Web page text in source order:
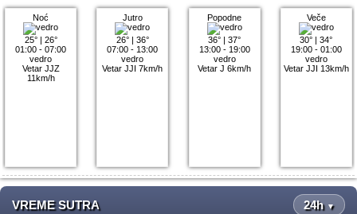
Noć
25°| 26°
01:00 - 07:00
vedro
Vetar JJZ
11km/h
Jutro
26°| 36°
07:00 - 13:00
vedro
Vetar JJI 7km/h
Popodne
36° |37°
13:00 - 19:00
vedro
Vetar J 6km/h
Veče
30° |34°
19:00 - 01:00
vedro
Vetar JJI 13km/h
VREME SUTRA 24h ▼